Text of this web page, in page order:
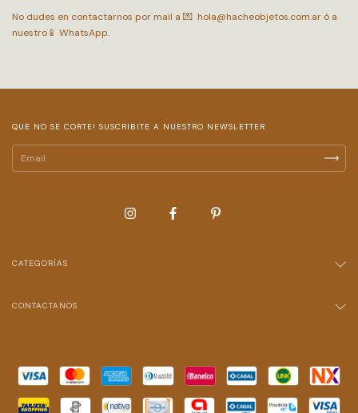
No dudes en contactarnos por mail a 💌 hola@hacheobjetos.com.ar ó a
nuestro📱 WhatsApp.
QUE NO SE CORTE! SUSCRIBITE A NUESTRO NEWSLETTER
CATEGORÍAS
CONTACTANOS